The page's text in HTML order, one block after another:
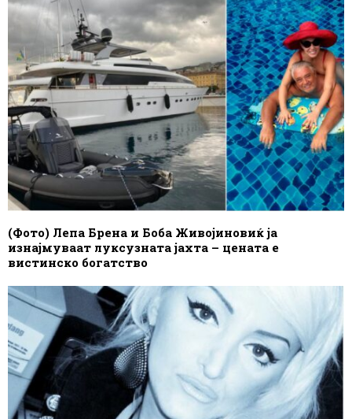
(Фото) Лепа Брена и Боба Живојиновиќ ја
изнајмуваат луксузната јахта – цената е
вистинско богатство